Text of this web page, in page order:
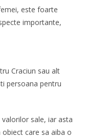
este foarte
importante,
Craciun sau alt
persoana pentru
sale, iar asta
care sa aiba o